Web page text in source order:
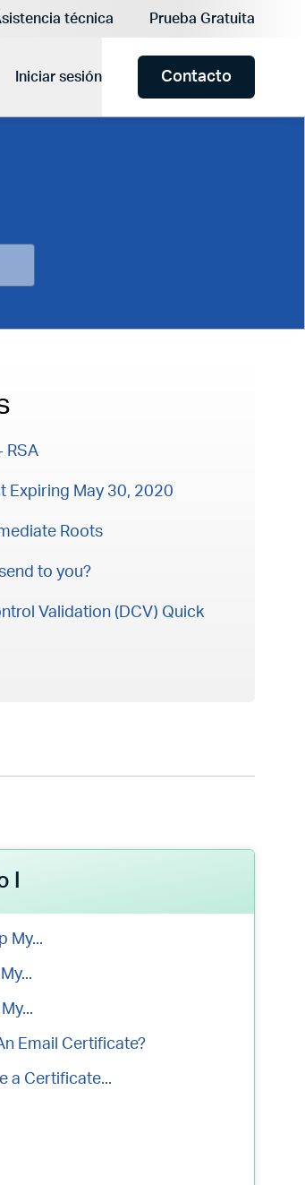
técnica Prueba Gratuita
Iniciar sesión Contacto
RSA
Expiring May 30, 2020
Roots
to you?
Validation (DCV) Quick
I
My...
Email Certificate?
a Certificate...